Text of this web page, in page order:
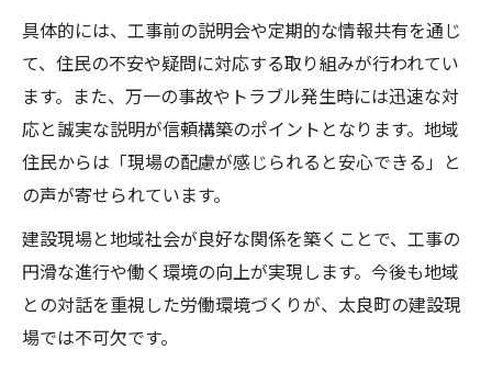
具体的には、工事前の説明会や定期的な情報共有を通じ
て、住民の不安や疑問に対応する取り組みが行われてい
ます。また、万一の事故やトラブル発生時には迅速な対
応と誠実な説明が信頼構築のポイントとなります。地域
住民からは「現場の配慮が感じられると安心できる」と
の声が寄せられています。
建設現場と地域社会が良好な関係を築くことで、工事の
円滑な進行や働く環境の向上が実現します。今後も地域
との対話を重視した労働環境づくりが、太良町の建設現
場では不可欠です。